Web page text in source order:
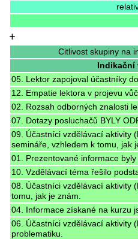
+
Citlivost skupiny na
Indikační
05. Lektor zapojoval účastníky
12. Empatie lektora v projevu
02. Rozsah odborných znalosti
07. Dotazy posluchačů BYLY
09. Účastníci vzdělávací aktivity
semináře, vzhledem k tomu, jak
01. Prezentované informace
10. Vzdělávací téma řešilo
08. Účastníci vzdělávací aktivity
tomu, jak je znám.
04. Informace získané na kurzu
06. Účastníci vzdělávací aktivity
problematiku.